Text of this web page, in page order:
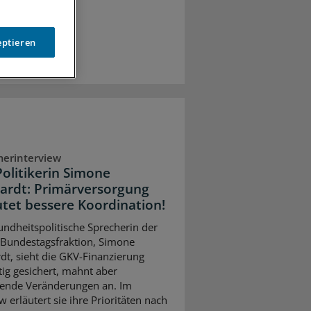
Simone
Primärversorgung
bessere Koordination!
Sprecherin der
Simone
sieht die GKV-Finanzierung
gesichert, mahnt aber
Veränderungen an. Im
erläutert sie ihre Prioritäten nach